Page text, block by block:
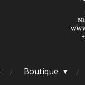
Boutique